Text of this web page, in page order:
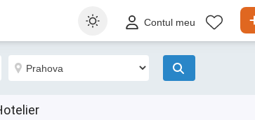
Contul meu
Hartă Listă